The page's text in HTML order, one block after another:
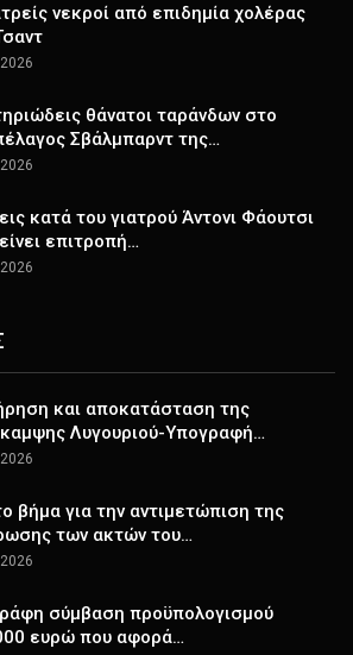
νεκροί από επιδημία χολέρας
θάνατοι ταράνδων στο
Σβάλμπαρντ της…
κατά του γιατρού Άντονι Φάουτσι
επιτροπή…
και αποκατάσταση της
Λυγουριού-Υπογραφή…
βήμα για την αντιμετώπιση της
των ακτών του…
σύμβαση προϋπολογισμού
ευρώ που αφορά…